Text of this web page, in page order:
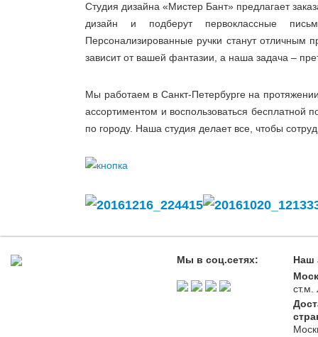
Студия дизайна «Мистер Бант» предлагает
дизайн и подберут первоклассные
Персонализированные ручки станут
зависит от вашей фантазии, а наша задача –
Мы работаем в Санкт-Петербурге на
ассортиментом и воспользоваться бесплатной
по городу. Наша студия делает все, чтобы
Мы в соц.сетях:
Наш
ст.м.